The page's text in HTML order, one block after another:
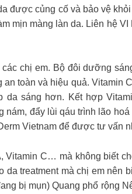
được củng cố và bảo vệ
mịn màng làn da. Liên hệ VI
chị em. Bộ đôi dưỡng
toàn và hiệu quả. Vitamin
da sáng hơn. Kết hợp
nám, đẩy lùi qáu trình lão hoá
Vietnam để được tư vấn
Vitamin C… mà không biết
treatment mà chị em nên
bị mụn) Quang phổ rộng